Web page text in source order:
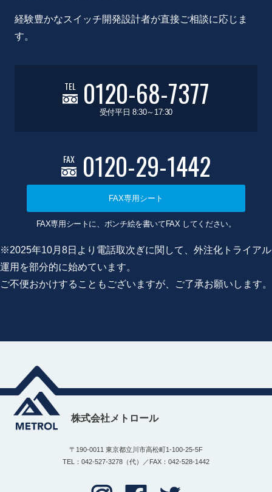
経験豊かなスイッチ開発設計者が直接ご相談に応じま
す。
TEL 0120-68-7377
受付平日 8:30～17:30
FAX 0120-29-1442
FAX専用シート
FAX専用シートに、ポンチ絵を書いてFAX してください。
※2025年10月8日より電話取次ぎに関して、外注化トライアル
運用を部分的に始めています。
ご不便おかけすることもございますが、ご了承お願いします。
株式会社メトロール
〒190-0011 東京都立川市高松町1-100-25-5F
TEL：042-527-3278（代）／FAX：042-528-1442